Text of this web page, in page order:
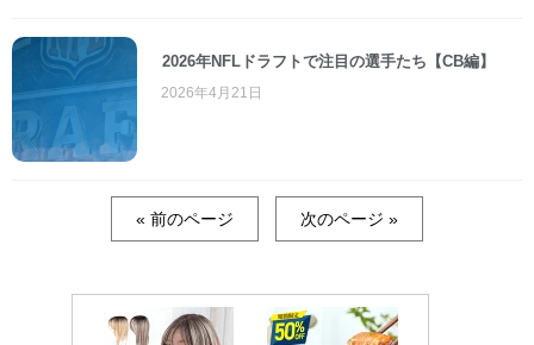
2026年NFLドラフトで注目の選手たち【CB編】
2026年4月21日
« 前のページ 次のページ »